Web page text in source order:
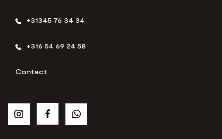
+31345 76 34 34
+316 54 69 24 58
Contact